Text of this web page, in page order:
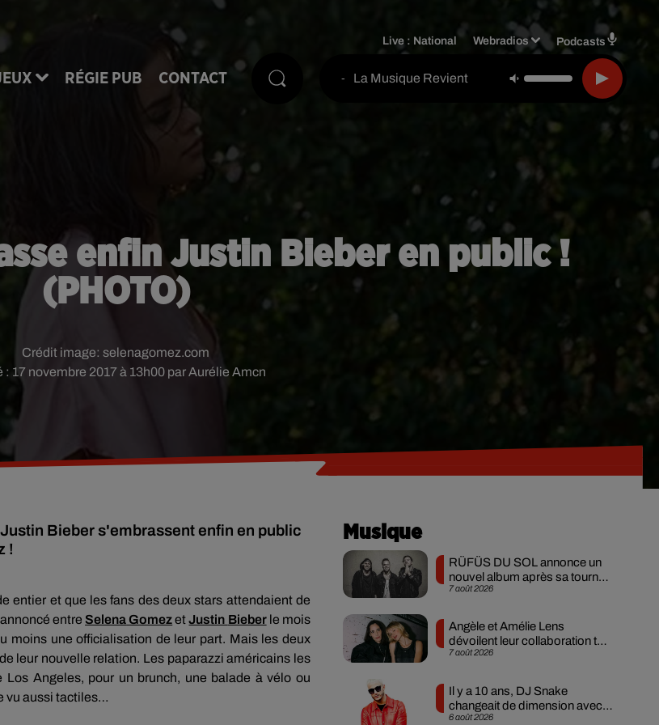
RÉGIE PUB CONTACT
Live : National Webradios Podcasts
- La Musique Revient
enfin Justin Bieber en public !
(PHOTO)
: 17 novembre 2017 à 13h00 par Aurélie Amcn
Crédit image: selenagomez.com
Bieber s'embrassent enfin en public
!
entier et que les fans des deux stars attendaient de
entre Selena GomezetJustin Bieber le mois
moins une officialisation de leur part. Mais les deux
leur nouvelle relation. Les paparazzi américains les
Los Angeles, pour un brunch, une balade à vélo ou
vu aussi tactiles…
Musique
7 août 2026
RÜFÜS DU SOL annonce un
nouvel album après sa tournée
mondiale
7 août 2026
Angèle et Amélie Lens
dévoilent leur collaboration tant
attendue
6 août 2026
Il y a 10 ans, DJ Snake
changeait de dimension avec
son premier...